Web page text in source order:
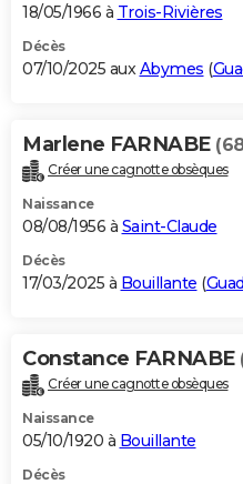
GUIDES D'ACHAT
BONS PLANS
Carte de Noël
Carte Bonne année
Carte Saint-Valentin
Carte Pâques
Carte d'anniversaire
DICTIONNAIRE
Dictionnaire
Biographies
Citations
Expressions
Proverbes
PROGRAMME TV
S'inscrire
Se connecter
Lycées
Collèges
Primaires
Universités
Entreprises
Service militaire
Avis de recherche
AVIS DE DÉCÈS
Bricolage
Lifestyle
Culture
Sport
Auto
Television
Voyage
Cinema
18/05/1966 à Trois-Rivières
Décès
07/10/2025 auxAbymes (
Marlene FARNABE
Créer une cagnotte obsèques
Naissance
08/08/1956 à Saint-Claude
Décès
17/03/2025 à Bouillante (
Constance FARNABE
Créer une cagnotte obsèques
Naissance
05/10/1920 à Bouillante
Décès